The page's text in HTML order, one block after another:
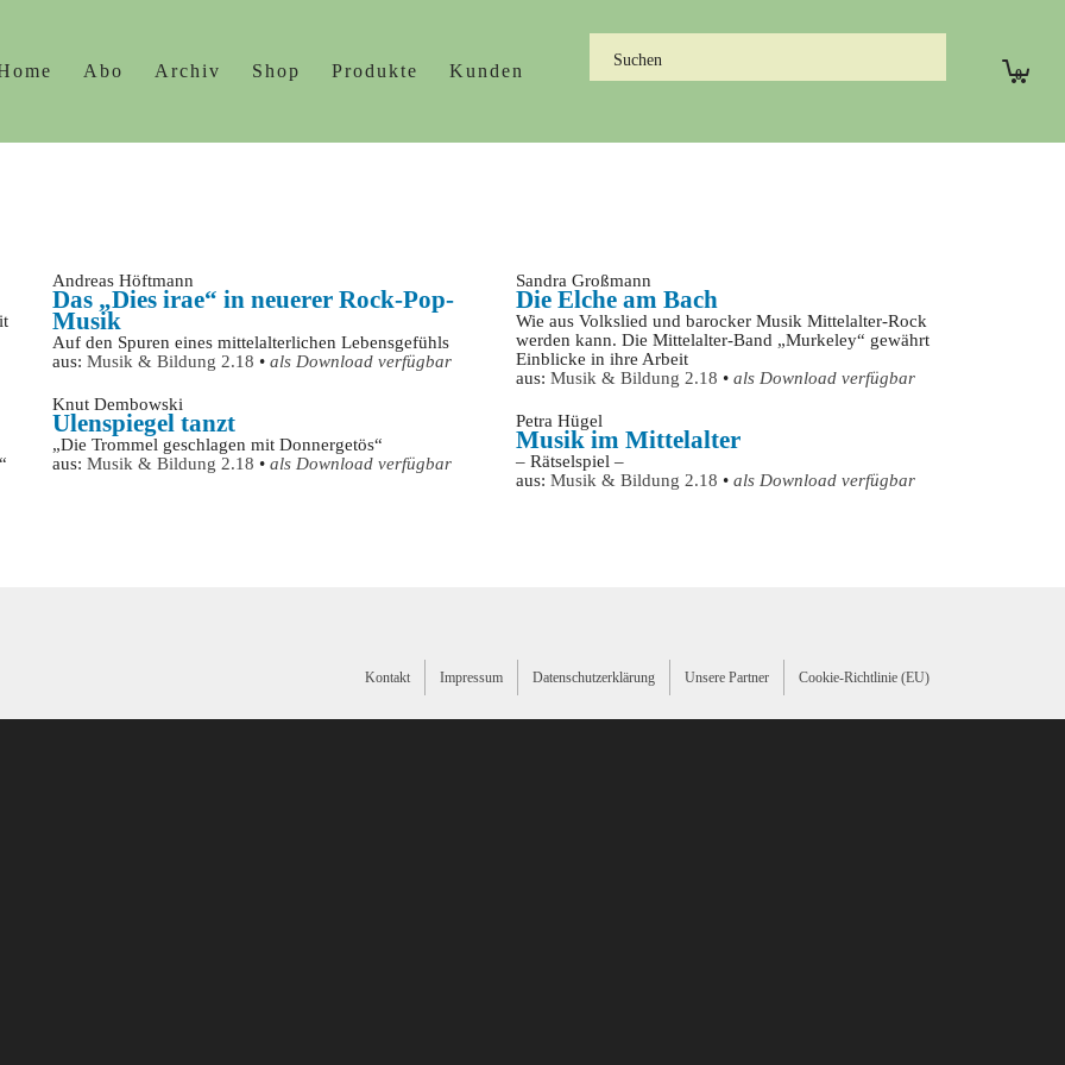
Abo Archiv Shop Produkte Kunden 0
Andreas Höftmann
Das „Dies irae“ in neuerer Rock-Pop-
Musik
Auf den Spuren eines mittelalterlichen Lebensgefühls
aus: Musik & Bildung 2.18 • als Download verfügbar
Knut Dembowski
Ulenspiegel tanzt
„Die Trommel geschlagen mit Donnergetös“
aus: Musik & Bildung 2.18 • als Download verfügbar
Sandra Großmann
Die Elche am Bach
Wie aus Volkslied und barocker Musik Mittelalter-Rock
werden kann. Die Mittelalter-Band „Murkeley“ gewährt
Einblicke in ihre Arbeit
aus: Musik & Bildung 2.18 • als Download verfügbar
Petra Hügel
Musik im Mittelalter
– Rätselspiel –
aus: Musik & Bildung 2.18 • als Download verfügbar
Kontakt Impressum Datenschutzerklärung Unsere Partner Cookie-Richtlinie (EU)